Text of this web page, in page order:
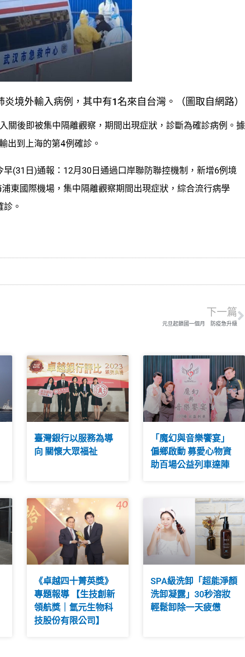
境外輸入病例，其中有1名來自台灣。（圖取自網路）
關後即被集中隔離觀察，期間出現症狀，診斷為確診病例。據
出到上海的第4例確診。
(31日)通報：12月30日通過口岸聯防聯控機制，新增6例境
東國際機場，集中隔離觀察期間出現症狀，綜合流行病學
。
下一篇
元旦起鎖國一個月 防疫急升級
臺灣銀行以服務為導
向 關懷大眾福祉
「魔幻與音樂饗宴」
偏鄉啟動 募愛心物資
助百場公益列車達陣
《卓越四十菁英獎》
專題報導 【生技創新
領航獎｜氫元生物科
技股份有限公司】
SPA級洗卸「超能淨顏
洗卸凝露」30秒溶妝
輕鬆卸除一天疲憊